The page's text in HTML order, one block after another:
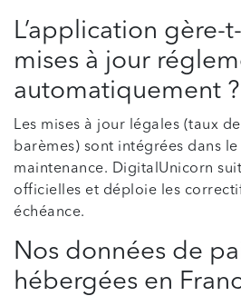
L’application gère-
mises à jour
automatiquement ?
Les mises à jour légales (taux
barèmes) sont intégrées dans
maintenance. DigitalUnicorn
officielles et déploie les
échéance.
Nos données de
hébergées en